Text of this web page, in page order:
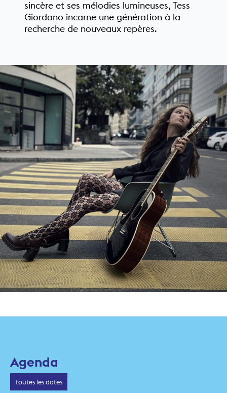
sincère et ses mélodies lumineuses, Tess
Giordano incarne une génération à la
recherche de nouveaux repères.
Agenda
toutes les dates